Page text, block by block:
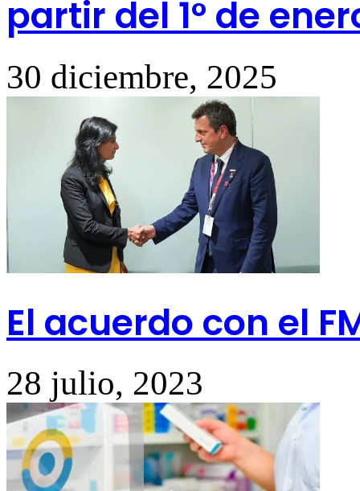
partir del 1° de
30 diciembre, 2025
El acuerdo con el
28 julio, 2023